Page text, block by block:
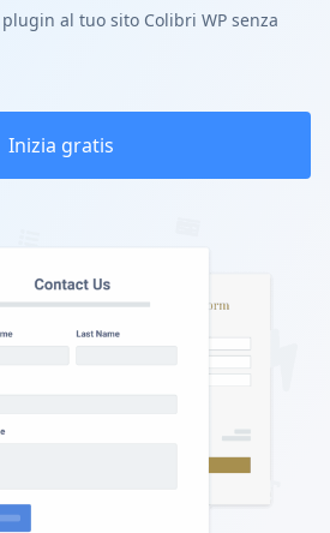
al tuo sito Colibri WP senza
Inizia gratis